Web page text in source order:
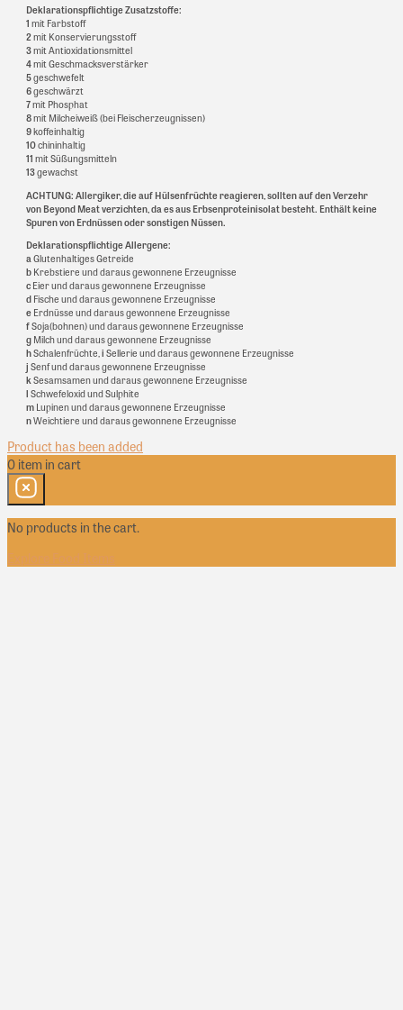
Deklarationspflichtige Zusatzstoffe:
1 mit Farbstoff
2mit Konservierungsstoff
3mit Antioxidationsmittel
4mit Geschmacksverstärker
5geschwefelt
6geschwärzt
7mit Phosphat
8mit Milcheiweiß (bei Fleischerzeugnissen)
9koffeinhaltig
10chininhaltig
11 mit Süßungsmitteln
13gewachst
ACHTUNG: Allergiker, die auf Hülsenfrüchte reagieren, sollten auf den Verzehr
von Beyond Meat verzichten, da es aus Erbsenproteinisolat besteht. Enthält keine
Spuren von Erdnüssen oder sonstigen Nüssen.
Deklarationspflichtige Allergene:
aGlutenhaltiges Getreide
b Krebstiere und daraus gewonnene Erzeugnisse
c Eier und daraus gewonnene Erzeugnisse
d Fische und daraus gewonnene Erzeugnisse
e Erdnüsse und daraus gewonnene Erzeugnisse
fSoja(bohnen) und daraus gewonnene Erzeugnisse
g Milch und daraus gewonnene Erzeugnisse
hSchalenfrüchte,i Sellerie und daraus gewonnene Erzeugnisse
j Senf und daraus gewonnene Erzeugnisse
kSesamsamen und daraus gewonnene Erzeugnisse
l Schwefeloxid und Sulphite
m Lupinen und daraus gewonnene Erzeugnisse
nWeichtiere und daraus gewonnene Erzeugnisse
Product has been added
0 item in cart
No products in the cart.
Explore Food Items